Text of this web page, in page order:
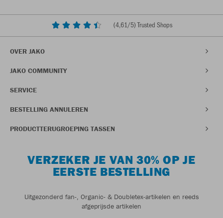
(4,61/5) Trusted Shops
OVER JAKO
JAKO COMMUNITY
SERVICE
BESTELLING ANNULEREN
PRODUCTTERUGROEPING TASSEN
VERZEKER JE VAN 30% OP JE
EERSTE BESTELLING
Uitgezonderd fan-, Organic- & Doubletex-artikelen en reeds
afgeprijsde artikelen